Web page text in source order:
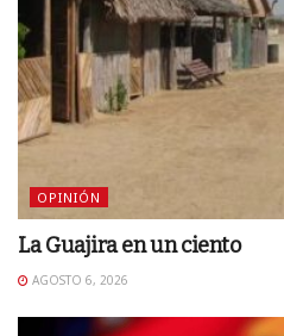
OPINIÓN
La Guajira en un ciento
AGOSTO 6, 2026